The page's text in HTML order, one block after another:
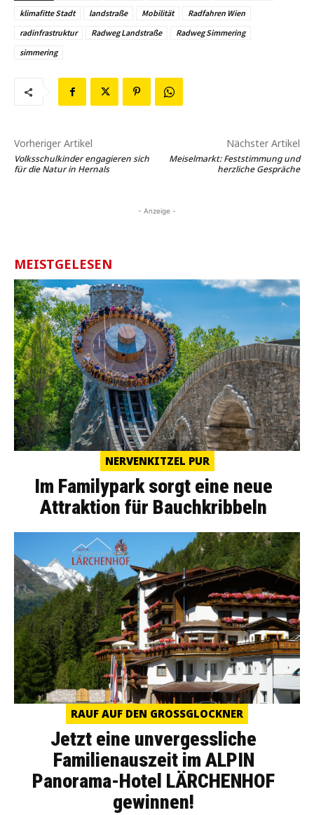
klimafitte Stadt
landstraße Mobilität
Radfahren Wien
radinfrastruktur
Radweg Landstraße
Radweg Simmering
simmering
Vorheriger Artikel
Volksschulkinder engagieren sich
für die Natur in Hernals
Nächster Artikel
Meiselmarkt: Feststimmung und
herzliche Gespräche
- Anzeige -
MEISTGELESEN
NERVENKITZEL PUR
Im Familypark sorgt eine neue
Attraktion für Bauchkribbeln
RAUF AUF DEN GROSSGLOCKNER
Jetzt eine unvergessliche
Familienauszeit im ALPIN
Panorama-Hotel LÄRCHENHOF
gewinnen!